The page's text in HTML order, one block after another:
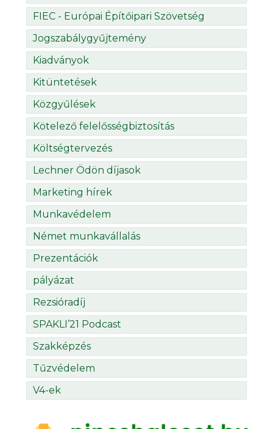
FIEC - Európai Építőipari Szövetség
Jogszabálygyűjtemény
Kiadványok
Kitüntetések
Közgyűlések
Kötelező felelősségbiztosítás
Költségtervezés
Lechner Ödön díjasok
Marketing hírek
Munkavédelem
Német munkavállalás
Prezentációk
pályázat
Rezsióradíj
SPAKLI’21 Podcast
Szakképzés
Tűzvédelem
V4-ek